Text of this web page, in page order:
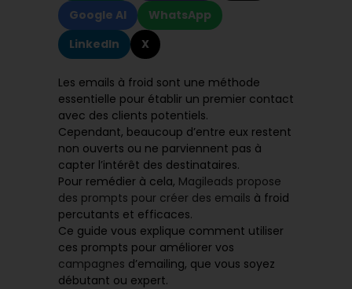
Google AI
WhatsApp
LinkedIn
X
Les emails à froid sont une méthode
essentielle pour établir un premier contact
avec des clients potentiels.
Cependant, beaucoup d’entre eux restent
non ouverts ou ne parviennent pas à
capter l’intérêt des destinataires.
Pour remédier à cela, Magileads propose
des prompts pour créer des emails à froid
percutants et efficaces.
Ce guide vous explique comment utiliser
ces prompts pour améliorer vos
campagnes d’emailing, que vous soyez
débutant ou expert.